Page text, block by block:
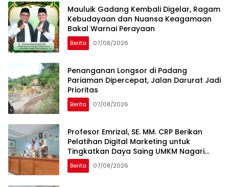
Mauluik Gadang Kembali Digelar, Ragam
Kebudayaan dan Nuansa Keagamaan
Bakal Warnai Perayaan
Berita 07/08/2026
Penanganan Longsor di Padang
Pariaman Dipercepat, Jalan Darurat Jadi
Prioritas
Berita 07/08/2026
Profesor Emrizal, SE. MM. CRP Berikan
Pelatihan Digital Marketing untuk
Tingkatkan Daya Saing UMKM Nagari
Toboh Gadang
Berita 07/08/2026